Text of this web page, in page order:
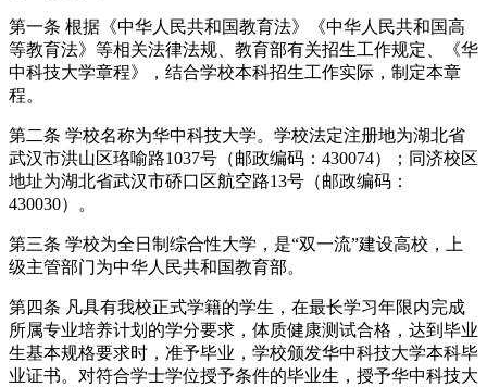
第一条 根据《中华人民共和国教育法》《中华人民共和国高
等教育法》等相关法律法规、教育部有关招生工作规定、《华
中科技大学章程》，结合学校本科招生工作实际，制定本章
程。
第二条 学校名称为华中科技大学。学校法定注册地为湖北省
武汉市洪山区珞喻路1037号（邮政编码：430074）；同济校区
地址为湖北省武汉市硚口区航空路13号（邮政编码：
430030）。
第三条 学校为全日制综合性大学，是“双一流”建设高校，上
级主管部门为中华人民共和国教育部。
第四条 凡具有我校正式学籍的学生，在最长学习年限内完成
所属专业培养计划的学分要求，体质健康测试合格，达到毕业
生基本规格要求时，准予毕业，学校颁发华中科技大学本科毕
业证书。对符合学士学位授予条件的毕业生，授予华中科技大